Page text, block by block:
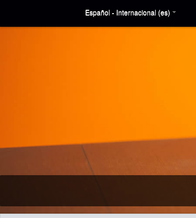
Español - Internacional (es)